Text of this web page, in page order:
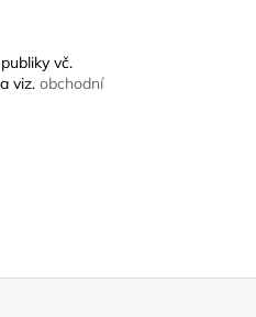
vč.
viz. obchodní